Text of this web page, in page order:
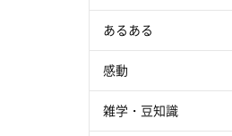
あるある
感動
雑学・豆知識